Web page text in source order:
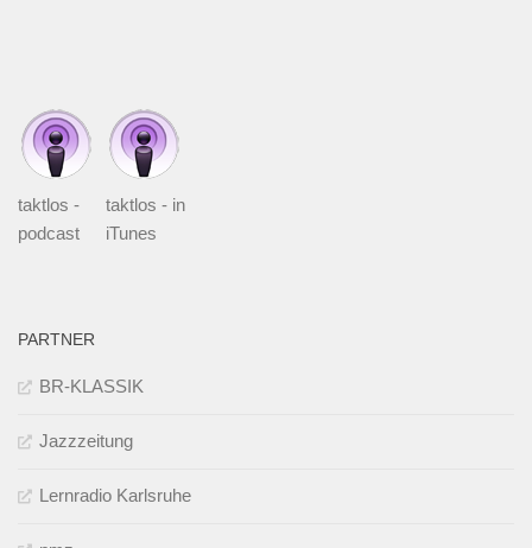
taktlos -
podcast
taktlos - in
iTunes
PARTNER
BR-KLASSIK
Jazzzeitung
Lernradio Karlsruhe